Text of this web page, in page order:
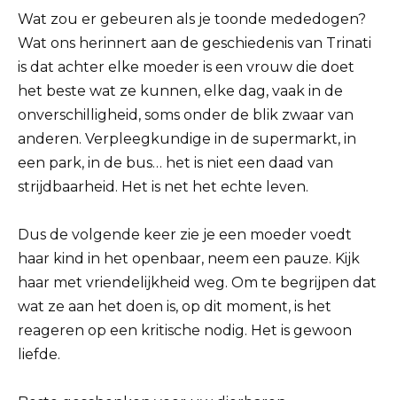
Wat zou er gebeuren als je toonde mededogen?
Wat ons herinnert aan de geschiedenis van Trinati
is dat achter elke moeder is een vrouw die doet
het beste wat ze kunnen, elke dag, vaak in de
onverschilligheid, soms onder de blik zwaar van
anderen. Verpleegkundige in de supermarkt, in
een park, in de bus… het is niet een daad van
strijdbaarheid. Het is net het echte leven.
Dus de volgende keer zie je een moeder voedt
haar kind in het openbaar, neem een pauze. Kijk
haar met vriendelijkheid weg. Om te begrijpen dat
wat ze aan het doen is, op dit moment, is het
reageren op een kritische nodig. Het is gewoon
liefde.